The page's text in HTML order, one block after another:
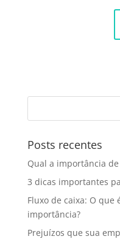
Posts recentes
Qual a importância
3 dicas importantes
Fluxo de caixa: O que
importância?
Prejuízos que sua